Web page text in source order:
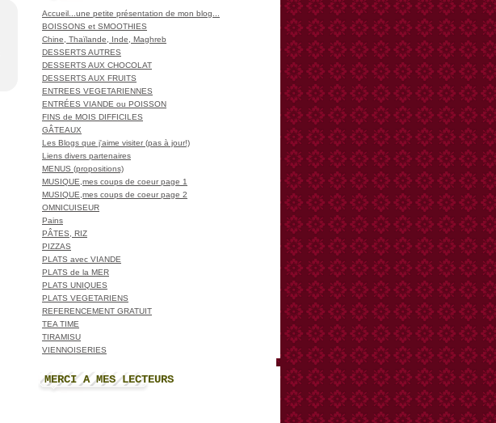
Accueil...une petite présentation de mon blog...
BOISSONS et SMOOTHIES
Chine, Thaïlande, Inde, Maghreb
DESSERTS AUTRES
DESSERTS AUX CHOCOLAT
DESSERTS AUX FRUITS
ENTREES VEGETARIENNES
ENTRÉES VIANDE ou POISSON
FINS de MOIS DIFFICILES
GÂTEAUX
Les Blogs que j'aime visiter (pas à jour!)
Liens divers partenaires
MENUS (propositions)
MUSIQUE,mes coups de coeur page 1
MUSIQUE,mes coups de coeur page 2
OMNICUISEUR
Pains
PÂTES, RIZ
PIZZAS
PLATS avec VIANDE
PLATS de la MER
PLATS UNIQUES
PLATS VEGETARIENS
REFERENCEMENT GRATUIT
TEA TIME
TIRAMISU
VIENNOISERIES
MERCI A MES LECTEURS